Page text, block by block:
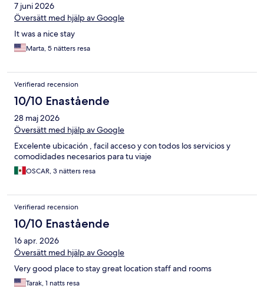
7 juni 2026
Översätt med hjälp av Google
It was a nice stay
Marta, 5 nätters resa
Verifierad recension
10/10 Enastående
28 maj 2026
Översätt med hjälp av Google
Excelente ubicación , facil acceso y con todos los servicios y
comodidades necesarios para tu viaje
OSCAR, 3 nätters resa
Verifierad recension
10/10 Enastående
16 apr. 2026
Översätt med hjälp av Google
Very good place to stay great location staff and rooms
Tarak, 1 natts resa